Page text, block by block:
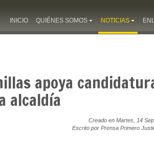
INICIO QUIÉNES SOMOS NOTICIAS
apoya
alcaldía
Creado en Martes, 14
Escrito por Prensa Primero